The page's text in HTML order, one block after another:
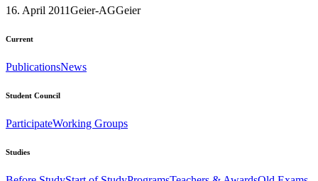
16. April 2011Geier-AGGeier
Current
PublicationsNews
Student Council
ParticipateWorking Groups
Studies